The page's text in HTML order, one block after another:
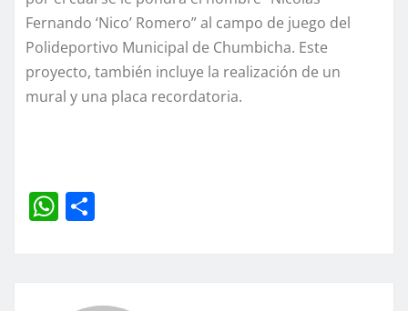
Fernando ‘Nico’ Romero” al campo de juego del
Polideportivo Municipal de Chumbicha. Este
proyecto, también incluye la realización de un
mural y una placa recordatoria.
W